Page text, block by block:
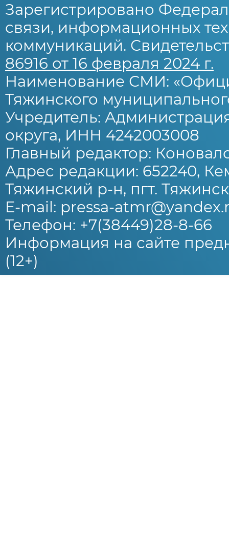
Зарегистрировано
связи, информационных
коммуникаций.
86916 от 16 февраля 2024 г.
Наименование СМИ:
Тяжинского
Учредитель:
округа, ИНН 4242003008
Главный редактор:
Адрес редакции: 652240,
Тяжинский р-н, пгт.
E-mail: pressa-
Телефон: +7(38449)28-8-66
Информация на сайте
(12+)